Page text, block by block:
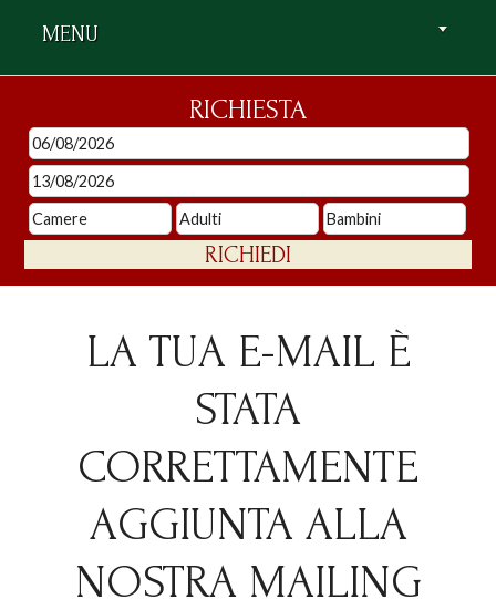
MENU
RICHIESTA
LA TUA E-MAIL È
STATA
CORRETTAMENTE
AGGIUNTA ALLA
NOSTRA MAILING